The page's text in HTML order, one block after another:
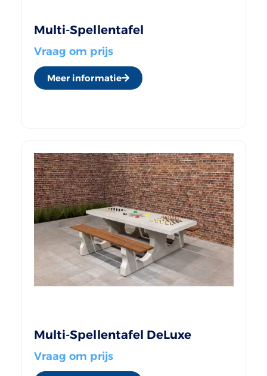
Multi-Spellentafel
Vraag om prijs
Meer informatie
Multi-Spellentafel DeLuxe
Vraag om prijs